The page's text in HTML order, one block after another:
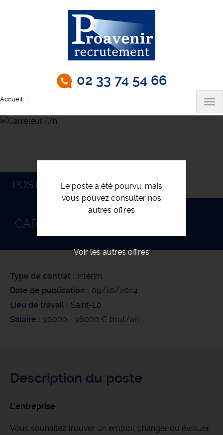
02 33 74 54 66
Accueil
Le poste a été pourvu, mais
vous pouvez consulter nos
autres offres
Voir les autres offres
POSTULEZ
CARRELEUR F/H
Type de contrat
Intérim
Date de publication
09/10/2024
Lieu de travail
Saint-Lô
Salaire
30000 - 36000 € brut/an
Description du poste
L'entreprise
Vous souhaitez trouver un emploi, changer ou évoluer